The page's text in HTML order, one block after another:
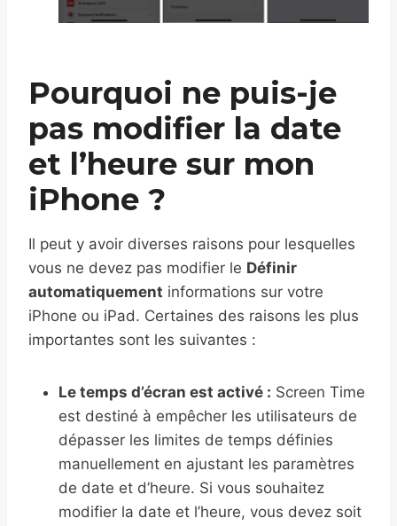
Pourquoi ne puis-je
pas modifier la date
et l’heure sur mon
iPhone ?
Il peut y avoir diverses raisons pour lesquelles
vous ne devez pas modifier le Définir
automatiquement informations sur votre
iPhone ou iPad. Certaines des raisons les plus
importantes sont les suivantes :
Le temps d’écran est activé : Screen Time
est destiné à empêcher les utilisateurs de
dépasser les limites de temps définies
manuellement en ajustant les paramètres
de date et d’heure. Si vous souhaitez
modifier la date et l’heure, vous devez soit